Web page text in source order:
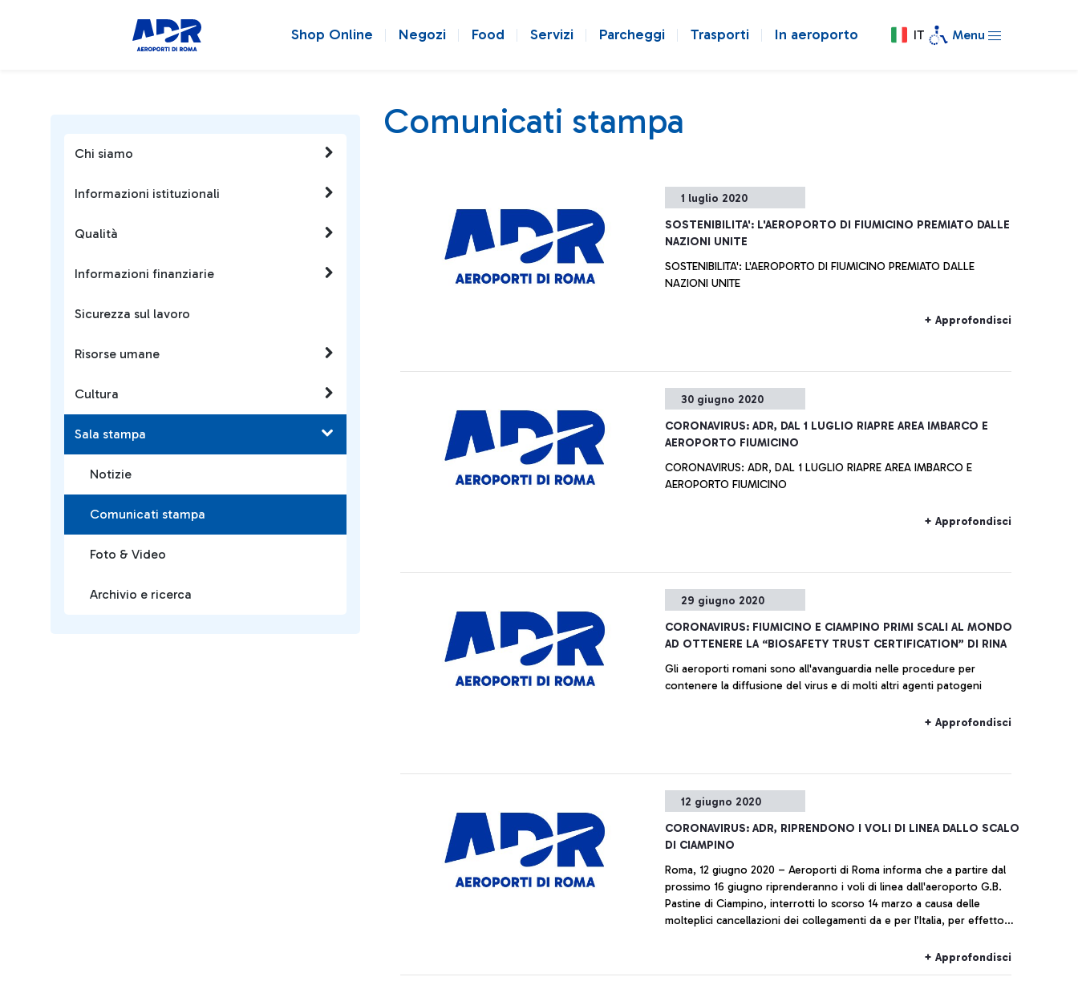
Shop Online Negozi Food Servizi Parcheggi Trasporti In aeroporto IT Menu
Chi siamo
Informazioni istituzionali
Qualità
Informazioni finanziarie
Sicurezza sul lavoro
Risorse umane
Cultura
Sala stampa
Notizie
Comunicati stampa
Foto & Video
Archivio e ricerca
Comunicati stampa
1 luglio 2020
SOSTENIBILITA': L'AEROPORTO DI FIUMICINO PREMIATO DALLE
NAZIONI UNITE
SOSTENIBILITA': L'AEROPORTO DI FIUMICINO PREMIATO DALLE
NAZIONI UNITE
+ Approfondisci
30 giugno 2020
CORONAVIRUS: ADR, DAL 1 LUGLIO RIAPRE AREA IMBARCO E
AEROPORTO FIUMICINO
CORONAVIRUS: ADR, DAL 1 LUGLIO RIAPRE AREA IMBARCO E
AEROPORTO FIUMICINO
+ Approfondisci
29 giugno 2020
CORONAVIRUS: FIUMICINO E CIAMPINO PRIMI SCALI AL MONDO
AD OTTENERE LA “BIOSAFETY TRUST CERTIFICATION” DI RINA
Gli aeroporti romani sono all'avanguardia nelle procedure per
contenere la diffusione del virus e di molti altri agenti patogeni
+ Approfondisci
12 giugno 2020
CORONAVIRUS: ADR, RIPRENDONO I VOLI DI LINEA DALLO SCALO
DI CIAMPINO
Roma, 12 giugno 2020 – Aeroporti di Roma informa che a partire dal
prossimo 16 giugno riprenderanno i voli di linea dall'aeroporto G.B.
Pastine di Ciampino, interrotti lo scorso 14 marzo a causa delle
molteplici cancellazioni dei collegamenti da e per l’Italia, per effetto
+ Approfondisci